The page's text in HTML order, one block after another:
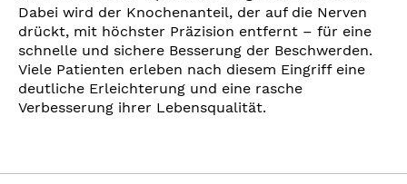
Dabei wird der Knochenanteil, der auf die Nerven
drückt, mit höchster Präzision entfernt – für eine
schnelle und sichere Besserung der Beschwerden.
Viele Patienten erleben nach diesem Eingriff eine
deutliche Erleichterung und eine rasche
Verbesserung ihrer Lebensqualität.